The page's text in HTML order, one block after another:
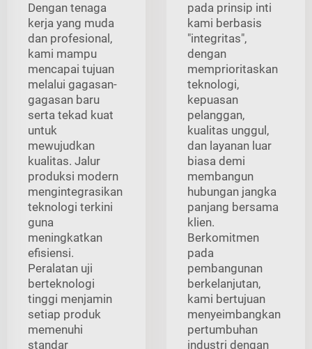
Dengan tenaga
kerja yang muda
dan profesional,
kami mampu
mencapai tujuan
melalui gagasan-
gagasan baru
serta tekad kuat
untuk
mewujudkan
kualitas. Jalur
produksi modern
mengintegrasikan
teknologi terkini
guna
meningkatkan
efisiensi.
Peralatan uji
berteknologi
tinggi menjamin
setiap produk
memenuhi
standar
pada prinsip inti
kami berbasis
"integritas",
dengan
memprioritaskan
teknologi,
kepuasan
pelanggan,
kualitas unggul,
dan layanan luar
biasa demi
membangun
hubungan jangka
panjang bersama
klien.
Berkomitmen
pada
pembangunan
berkelanjutan,
kami bertujuan
menyeimbangkan
pertumbuhan
industri dengan